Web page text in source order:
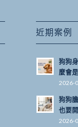
近期案例
狗狗
麼會
2026-
狗狗
也要
2026-